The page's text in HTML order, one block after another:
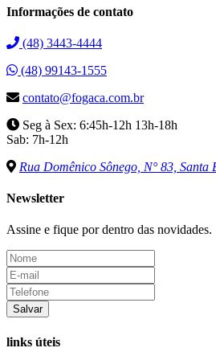
Informações de contato
(48) 3443-4444
(48) 99143-1555
contato@fogaca.com.br
Seg à Sex: 6:45h-12h 13h-18h
Sab: 7h-12h
Rua Domênico Sônego, N° 83,
Newsletter
Assine e fique por dentro das novidades.
Salvar
links úteis